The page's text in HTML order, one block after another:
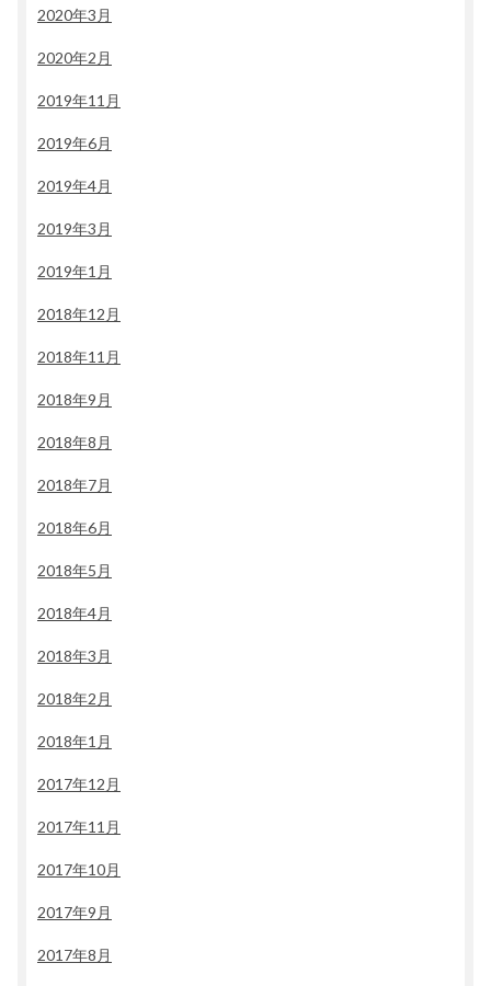
2020年3月
2020年2月
2019年11月
2019年6月
2019年4月
2019年3月
2019年1月
2018年12月
2018年11月
2018年9月
2018年8月
2018年7月
2018年6月
2018年5月
2018年4月
2018年3月
2018年2月
2018年1月
2017年12月
2017年11月
2017年10月
2017年9月
2017年8月